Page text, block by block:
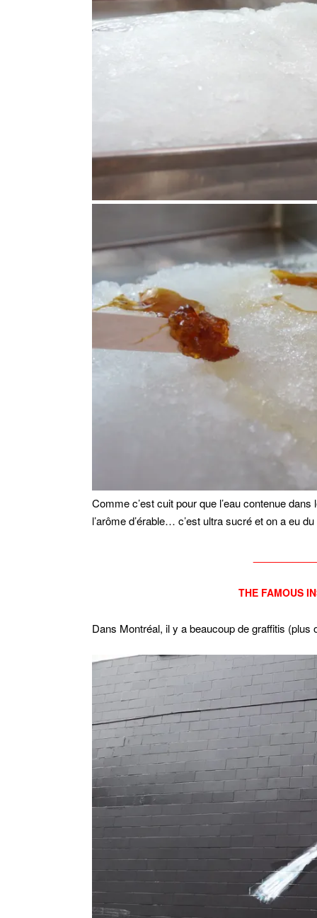
Comme c’est cuit pour que l’eau contenue
l’arôme d’érable… c’est ultra sucré et on a eu
THE FAMOUS
Dans Montréal, il y a beaucoup de graffitis (plus